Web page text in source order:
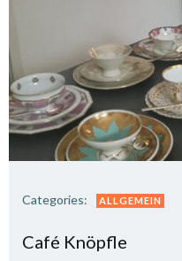
Categories: ALLGEMEIN
Café Knöpfle